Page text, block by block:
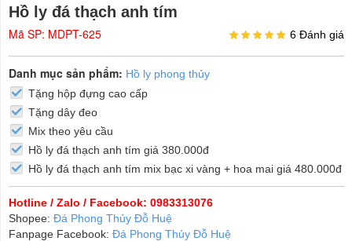
Hồ ly đá thạch anh tím
Mã SP: MDPT-625 6 Đánh giá
Danh mục sản phẩm: Hồ ly phong thủy
Tặng hộp đựng cao cấp
Tặng dây đeo
Mix theo yêu cầu
Hồ ly đá thạch anh tím giá 380.000đ
Hồ ly đá thạch anh tím mix bạc xi vàng + hoa mai giá 480.000đ
Hotline / Zalo / Facebook: 0983313076
Shopee: Đá Phong Thủy Đỗ Huệ
Fanpage Facebook: Đá Phong Thủy Đỗ Huệ